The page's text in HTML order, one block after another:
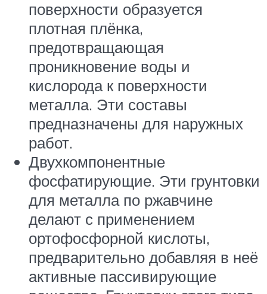
поверхности образуется
плотная плёнка,
предотвращающая
проникновение воды и
кислорода к поверхности
металла. Эти составы
предназначены для наружных
работ.
Двухкомпонентные
фосфатирующие. Эти грунтовки
для металла по ржавчине
делают с применением
ортофосфорной кислоты,
предварительно добавляя в неё
активные пассивирующие